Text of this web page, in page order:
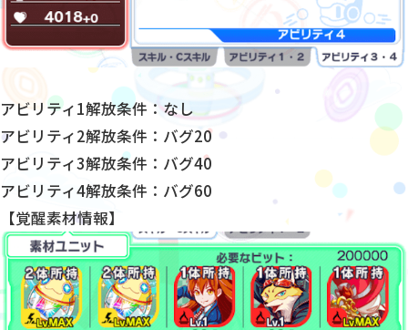
アビリティ1解放条件：なし
アビリティ2解放条件：バグ20
アビリティ3解放条件：バグ40
アビリティ4解放条件：バグ60
【覚醒素材情報】